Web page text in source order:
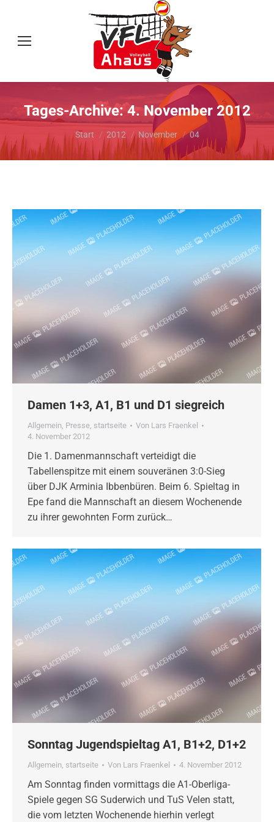
Tages-Archive:4. November 2012
Sie befinden sich hier:
Start 2012 November 04
Damen 1+3, A1, B1 und D1 siegreich
Allgemein, Presse, startseite Von Lars Fraenkel
4. November 2012
Die 1. Damenmannschaft verteidigt die
Tabellenspitze mit einem souveränen 3:0-Sieg
über DJK Arminia Ibbenbüren. Beim 6. Spieltag in
Epe fand die Mannschaft an diesem Wochenende
zu ihrer gewohnten Form zurück…
Sonntag Jugendspieltag A1, B1+2, D1+2
Allgemein, startseite Von Lars Fraenkel 4. November 2012
Am Sonntag finden vormittags die A1-Oberliga-
Spiele gegen SG Suderwich und TuS Velen statt,
die vom letzten Wochenende hierhin verlegt